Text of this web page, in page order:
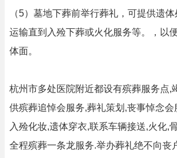
（5）墓地下葬前举行葬礼，可提供遗体
运输直到入殓下葬或火化服务等。，以
体面。
杭州市多处医院附近都设有殡葬服务点,
供殡葬追悼会服务,葬礼策划,丧事悼念会
入殓化妆,遗体穿衣,联系车辆接送,火化,
全程殡葬一条龙服务.举办葬礼绝不向丧